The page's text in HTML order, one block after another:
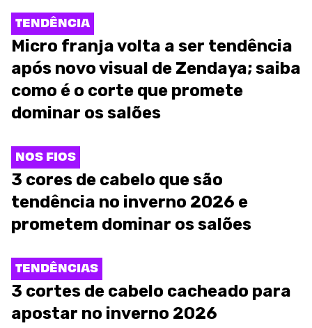
TENDÊNCIA
Micro franja volta a ser tendência
após novo visual de Zendaya; saiba
como é o corte que promete
dominar os salões
NOS FIOS
3 cores de cabelo que são
tendência no inverno 2026 e
prometem dominar os salões
TENDÊNCIAS
3 cortes de cabelo cacheado para
apostar no inverno 2026